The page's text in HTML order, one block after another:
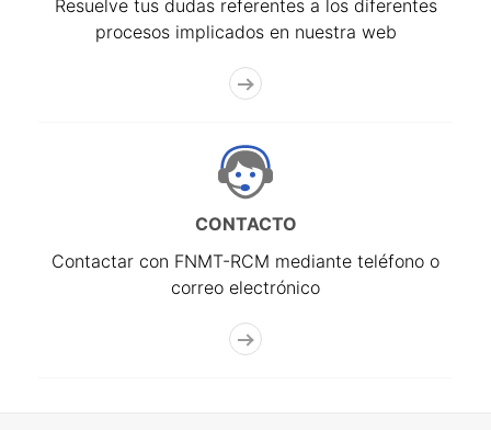
Resuelve tus dudas referentes a los diferentes
procesos implicados en nuestra web
CONTACTO
Contactar con FNMT-RCM mediante teléfono o
correo electrónico